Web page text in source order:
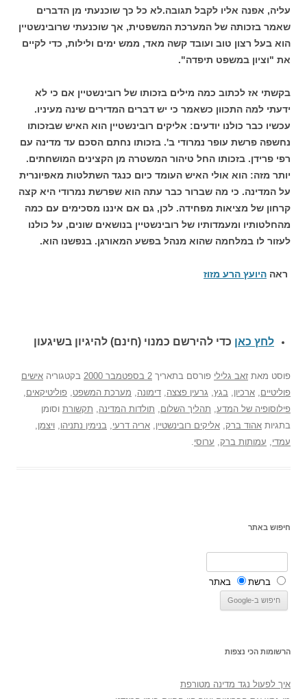
עליה, אפנה אליו לקבל תגובה.לא כל כך שוכנעתי מן הדברים
שאמר בזכותה של המערכת המשפטית, אך שוכנעתי שרובינשטיין
הוא בעל רצון טוב ועובד קשה מאד, ממש ימים ולילות, כדי לקיים
את "וציון במשפט תיפדה".
בקשתי אז לכתוב כמה מילים בזכותו של רובינשטיין אם כי לא
ידעתי למה התכוון כשאמר כי יש דברים המדירים שינה מעיניו.
עכשיו כבר כולנו יודעים: אליקים רובינשטיין הוא האיש שבזכותו
נחשפה פרשת עופר נמרודי ב'. בזכותו נחתם הסכם עד מדינה עם
רפי פרידן. בזכותו החל טיהור המשטרה מן הקצינים המושחתים.
יותר מזה: הוא אולי האיש העומד כיום כנגד השתלטות מאפיונרית
על המדינה. כי מה שברור כבר עתה הוא שפרשת נמרודי היא קצה
קרחון של מציאות מפחידה. לכן, גם אם איננו מסכימים עם כמה
מהחלטותיו ומעמדותיו של רובינשטיין בנושאים שונים, על כולנו
לעזור לו במלחמה שהוא מנהל בפשע המאורגן. בנפשנו הוא.
ראה היועץ הרע מזוז
לחץ כאן כדי להירשם כמנוי (חינם) להיגיון בשיגעון
פוסט מאת זאב גלילי פורסם בתאריך 2 בספטמבר 2000 בקטגוריה אישים
פוליטיים ארכיון בגץ גרעין פצצה דימונה מערכת המשפט פוליטיקאים
פילוסופיה של המדע תהליך השלום תולדות המדינה תקשורת וסומן
בתגיות אהוד ברק אליקים רובינשטיין אריה דרעי בנימין נתניהו ויצמן
עמדי
עמותות ברק ערוסי
חיפוש באתר
ברשת באתר
הרשומות הכי נצפות
איך לפעול נגד מדינה מטורפת